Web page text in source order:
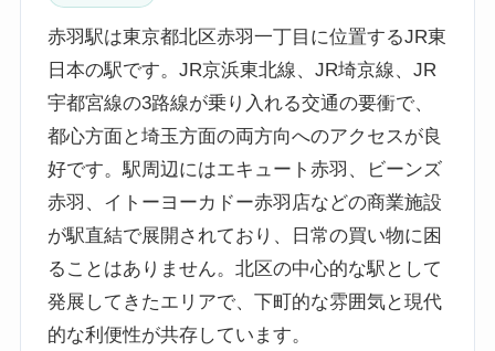
赤羽駅は東京都北区赤羽一丁目に位置するJR東
日本の駅です。JR京浜東北線、JR埼京線、JR
宇都宮線の3路線が乗り入れる交通の要衝で、
都心方面と埼玉方面の両方向へのアクセスが良
好です。駅周辺にはエキュート赤羽、ビーンズ
赤羽、イトーヨーカドー赤羽店などの商業施設
が駅直結で展開されており、日常の買い物に困
ることはありません。北区の中心的な駅として
発展してきたエリアで、下町的な雰囲気と現代
的な利便性が共存しています。